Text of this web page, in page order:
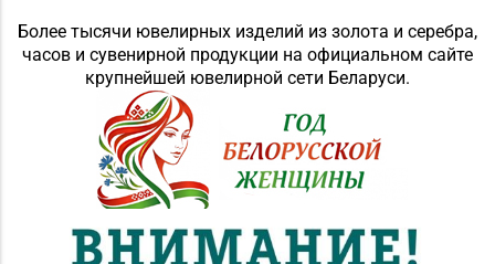
Более тысячи ювелирных изделий из золота и серебра,
часов и сувенирной продукции на официальном сайте
крупнейшей ювелирной сети Беларуси.